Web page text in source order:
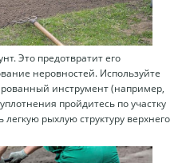
Это предотвратит его
неровностей. Используйте
инструмент (например,
пройдитесь по участку
рыхлую структуру верхнего